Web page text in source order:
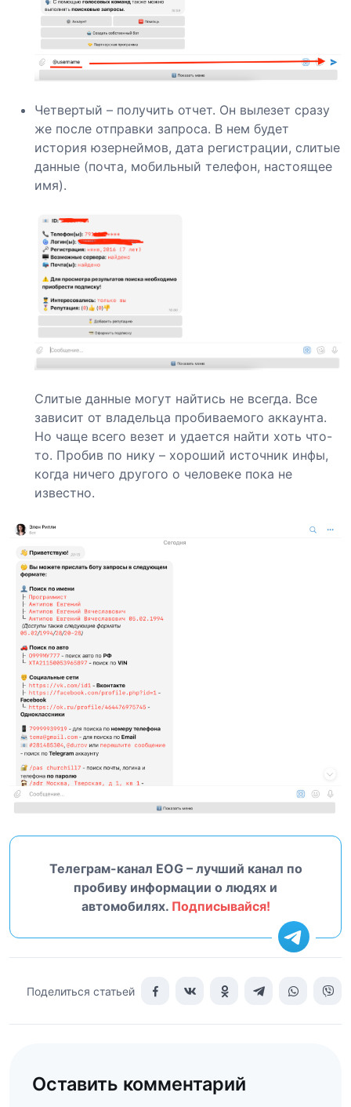
Четвертый – получить отчет. Он вылезет сразу
же после отправки запроса. В нем будет
история юзернеймов, дата регистрации, слитые
данные (почта, мобильный телефон, настоящее
имя).
Слитые данные могут найтись не всегда. Все
зависит от владельца пробиваемого аккаунта.
Но чаще всего везет и удается найти хоть что-
то. Пробив по нику – хороший источник инфы,
когда ничего другого о человеке пока не
известно.
Телеграм-канал EOG – лучший канал по
пробиву информации о людях и
автомобилях. Подписывайся!
Поделиться статьей
Оставить комментарий